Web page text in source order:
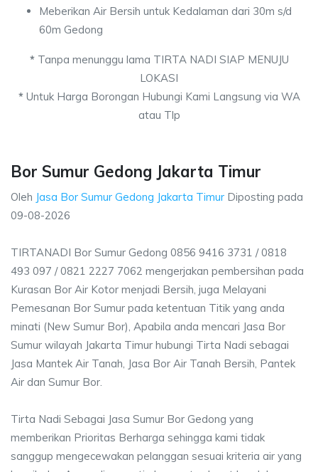
Meberikan Air Bersih untuk Kedalaman dari 30m s/d
60m Gedong
*Tanpa menunggu lama TIRTA NADI SIAP MENUJU
LOKASI
*Untuk Harga Borongan Hubungi Kami Langsung via WA
atau Tlp
Bor Sumur Gedong Jakarta Timur
Oleh Jasa Bor Sumur Gedong Jakarta Timur Diposting pada
09-08-2026
TIRTANADI Bor Sumur Gedong 0856 9416 3731 / 0818
493 097 / 0821 2227 7062 mengerjakan pembersihan pada
Kurasan Bor Air Kotor menjadi Bersih, juga Melayani
Pemesanan Bor Sumur pada ketentuan Titik yang anda
minati (New Sumur Bor), Apabila anda mencari Jasa Bor
Sumur wilayah Jakarta Timur hubungi Tirta Nadi sebagai
Jasa Mantek Air Tanah, Jasa Bor Air Tanah Bersih, Pantek
Air dan Sumur Bor.
Tirta Nadi Sebagai Jasa Sumur Bor Gedong yang
memberikan Prioritas Berharga sehingga kami tidak
sanggup mengecewakan pelanggan sesuai kriteria air yang